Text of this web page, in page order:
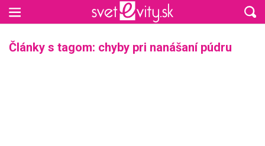
Články s tagom: chyby pri nanášaní púdru